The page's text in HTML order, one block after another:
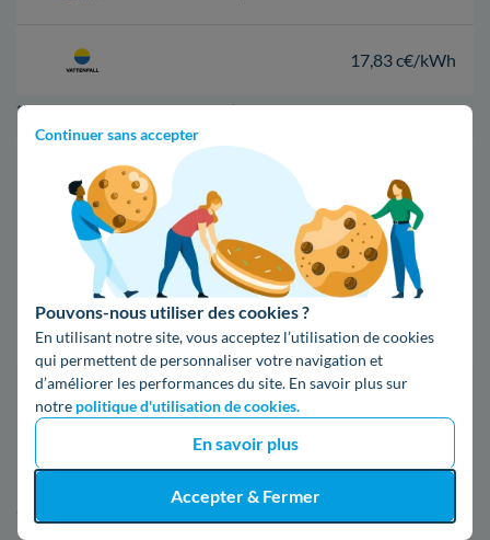
Continuer sans accepter
Pouvons-nous utiliser des cookies ?
En utilisant notre site, vous acceptez l’utilisation de cookies
qui permettent de personnaliser votre navigation et
d’améliorer les performances du site. En savoir plus sur
notre politique d'utilisation de cookies.
En savoir plus
Accepter & Fermer
17,83 c€/kWh
*Prix TTC pour un forfait base d’une puissance de 6 kVA
Infos / souscriptions
(appel non surtaxé)
09 78 46 71 74
Comparer les offres
5. Les informations sur Enedis à Trèbes
article.